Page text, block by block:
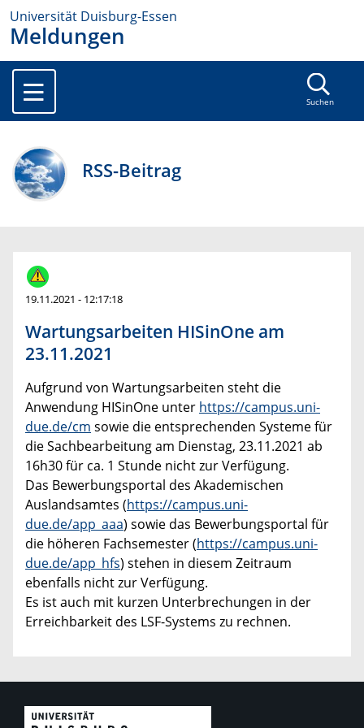
Universität Duisburg-Essen
Meldungen
Suchen
RSS-Beitrag
19.11.2021 - 12:17:18
Wartungsarbeiten HISinOne am
23.11.2021
Aufgrund von Wartungsarbeiten steht die
Anwendung HISinOne unter https://campus.uni-
due.de/cm sowie die entsprechenden Systeme für
die Sachbearbeitung am Dienstag, 23.11.2021 ab
16h30 für ca. 1 Stunde nicht zur Verfügung.
Das Bewerbungsportal des Akademischen
Auslandsamtes (https://campus.uni-
due.de/app_aaa) sowie das Bewerbungsportal für
die höheren Fachsemester (https://campus.uni-
due.de/app_hfs) stehen in diesem Zeitraum
ebenfalls nicht zur Verfügung.
Es ist auch mit kurzen Unterbrechungen in der
Erreichbarkeit des LSF-Systems zu rechnen.